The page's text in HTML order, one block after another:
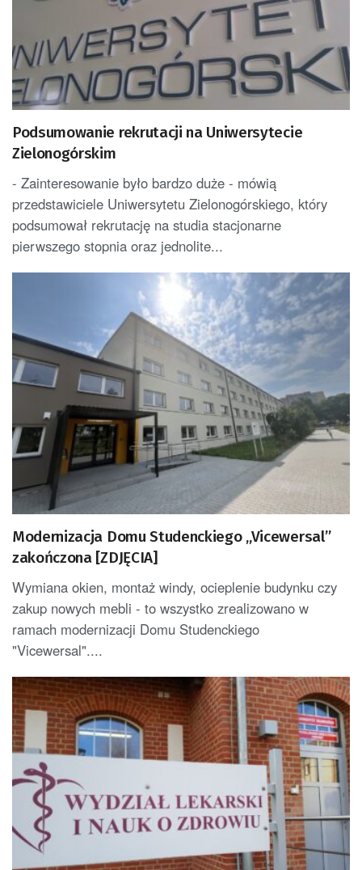
Podsumowanie rekrutacji na Uniwersytecie
Zielonogórskim
- Zainteresowanie było bardzo duże - mówią
przedstawiciele Uniwersytetu Zielonogórskiego, który
podsumował rekrutację na studia stacjonarne
pierwszego stopnia oraz jednolite...
Modernizacja Domu Studenckiego „Vicewersal”
zakończona [ZDJĘCIA]
Wymiana okien, montaż windy, ocieplenie budynku czy
zakup nowych mebli - to wszystko zrealizowano w
ramach modernizacji Domu Studenckiego
"Vicewersal"....